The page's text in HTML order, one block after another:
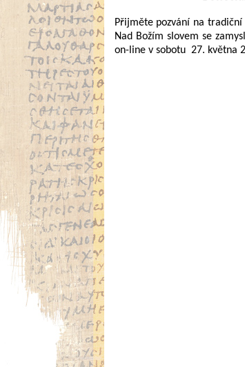
Přijměte pozvání na tradiční
Nad Božím slovem se
on-line v sobotu 27. května